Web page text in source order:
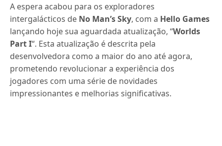
A espera acabou para os exploradores
intergalácticos de No Man’s Sky, com a Hello Games
lançando hoje sua aguardada atualização, “Worlds
Part I“. Esta atualização é descrita pela
desenvolvedora como a maior do ano até agora,
prometendo revolucionar a experiência dos
jogadores com uma série de novidades
impressionantes e melhorias significativas.